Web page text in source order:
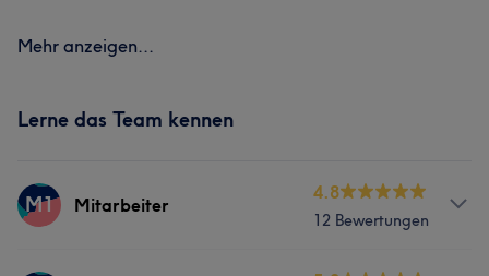
Mehr anzeigen...
Lerne das Team kennen
M1 Mitarbeiter
4.8
12 Bewertungen